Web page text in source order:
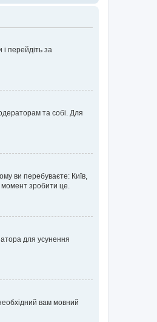
перейдіть за
та собі. Для
ви перебуваєте: Київ,
зробити це.
для усунення
вам мовний